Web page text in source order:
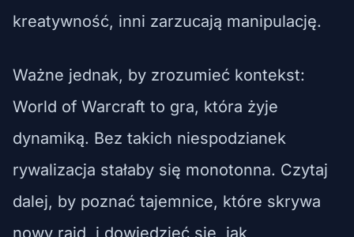
kreatywność, inni zarzucają manipulację.
Ważne jednak, by zrozumieć kontekst:
World of Warcraft to gra, która żyje
dynamiką. Bez takich niespodzianek
rywalizacja stałaby się monotonna. Czytaj
dalej, by poznać tajemnice, które skrywa
nowy raid, i dowiedzieć się, jak